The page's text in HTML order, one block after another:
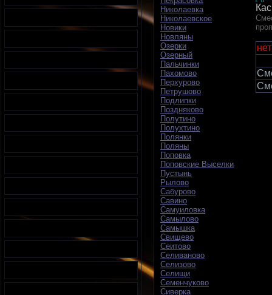
Николаевка
Николаевское
Новики
Новляны
Озерки
Озерный
Пальчинки
Пахомово
Перхурово
Петрушово
Подлипки
Поздняково
Полутино
Полухтино
Полянки
Поляны
Поповка
Поповские Выселки
Пустынь
Рылово
Сабурово
Савино
Самуиловка
Самылово
Самышка
Свищево
Сеитово
Селиваново
Селизово
Селищи
Семенчуково
Сиверка